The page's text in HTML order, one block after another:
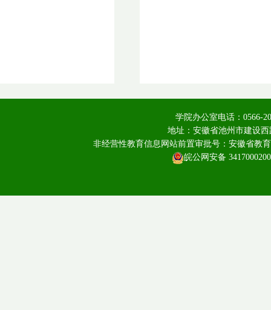
学院办公室电话：0566-
地址：安徽省池州市建设
非经营性教育信息网站前置审批号：安徽省教
皖公网安备